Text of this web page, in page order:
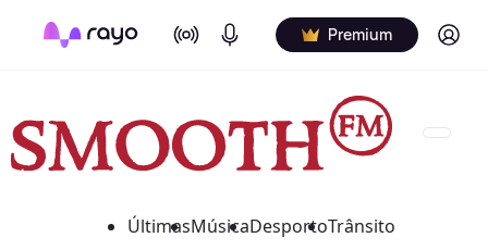
On Air Podcasts Premium Log in
ÚltimasMúsicaDesportoTrânsito